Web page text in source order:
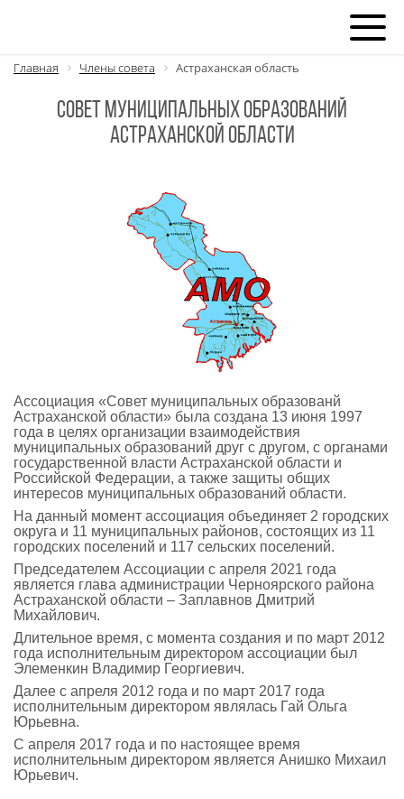
Главная Члены совета Астраханская область
Совет муниципальных образований
Астраханской области
Ассоциация «Совет муниципальных образованй
Астраханской области» была создана 13 июня 1997
года в целях организации взаимодействия
муниципальных образований друг с другом, с органами
государственной власти Астраханской области и
Российской Федерации, а также защиты общих
интересов муниципальных образований области.
На данный момент ассоциация объединяет 2 городских
округа и 11 муниципальных районов, состоящих из 11
городских поселений и 117 сельских поселений.
Председателем Ассоциации с апреля 2021 года
является глава администрации Черноярского района
Астраханской области – Заплавнов Дмитрий
Михайлович.
Длительное время, с момента создания и по март 2012
года исполнительным директором ассоциации был
Элеменкин Владимир Георгиевич.
Далее с апреля 2012 года и по март 2017 года
исполнительным директором являлась Гай Ольга
Юрьевна.
С апреля 2017 года и по настоящее время
исполнительным директором является Анишко Михаил
Юрьевич.